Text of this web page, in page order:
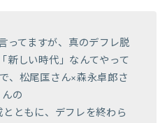
ってますが、真のデフレ脱
新しい時代」なんてやって
、松尾匡さん×森永卓郎さ
んの
ともに、デフレを終わら